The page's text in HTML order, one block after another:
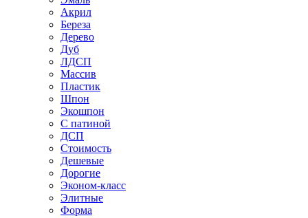
Акрил
Береза
Дерево
Дуб
ЛДСП
Массив
Пластик
Шпон
Экошпон
С патиной
ДСП
Стоимость
Дешевые
Дорогие
Эконом-класс
Элитные
Форма